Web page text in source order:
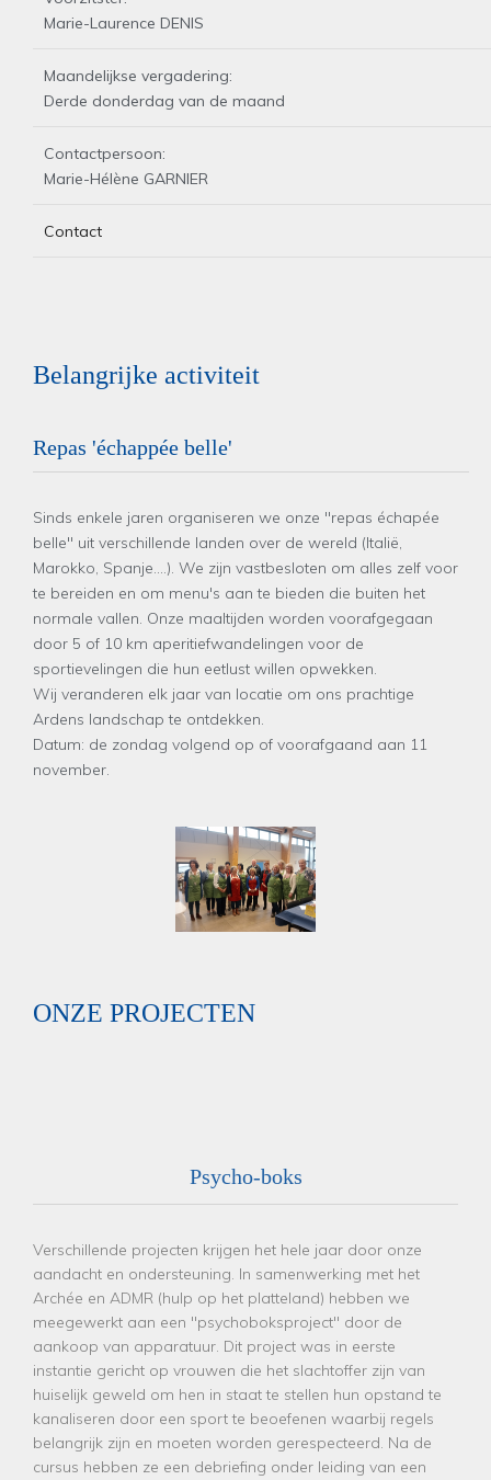
Marie-Laurence DENIS
Maandelijkse vergadering:
Derde donderdag van de maand
Contactpersoon:
Marie-Hélène GARNIER
Contact
Belangrijke activiteit
Repas 'échappée belle'
Sinds enkele jaren organiseren we onze "repas échapée
belle" uit verschillende landen over de wereld (Italië,
Marokko, Spanje....). We zijn vastbesloten om alles zelf voor
te bereiden en om menu's aan te bieden die buiten het
normale vallen. Onze maaltijden worden voorafgegaan
door 5 of 10 km aperitiefwandelingen voor de
sportievelingen die hun eetlust willen opwekken.
Wij veranderen elk jaar van locatie om ons prachtige
Ardens landschap te ontdekken.
Datum: de zondag volgend op of voorafgaand aan 11
november.
ONZE PROJECTEN
Psycho-boks
Verschillende projecten krijgen het hele jaar door onze
aandacht en ondersteuning. In samenwerking met het
Archée en ADMR (hulp op het platteland) hebben we
meegewerkt aan een "psychoboksproject" door de
aankoop van apparatuur. Dit project was in eerste
instantie gericht op vrouwen die het slachtoffer zijn van
huiselijk geweld om hen in staat te stellen hun opstand te
kanaliseren door een sport te beoefenen waarbij regels
belangrijk zijn en moeten worden gerespecteerd. Na de
cursus hebben ze een debriefing onder leiding van een